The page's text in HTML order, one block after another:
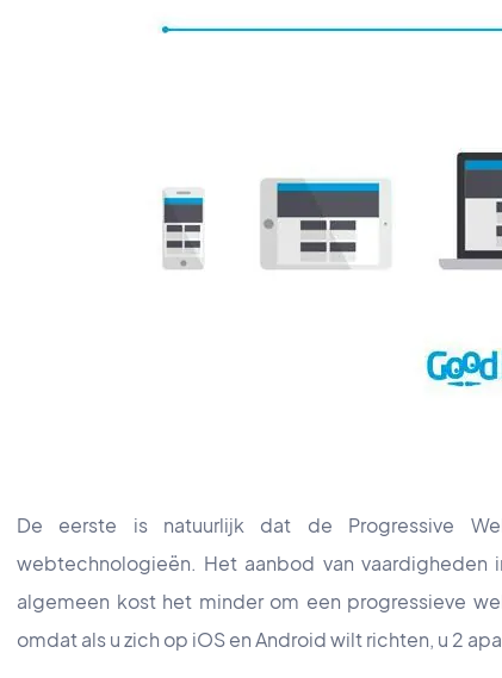
De eerste is natuurlijk dat de Progressive
webtechnologieën. Het aanbod van
algemeen kost het minder om een progressieve
omdat als u zich op iOS en Android wilt richten, u 2